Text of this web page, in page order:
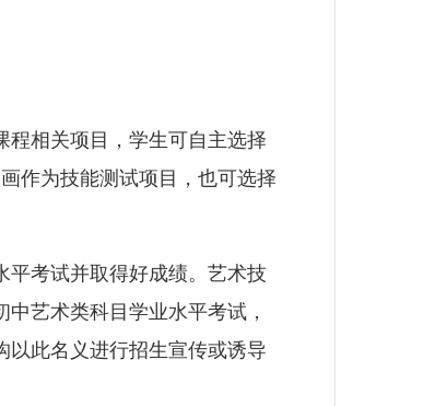
相关项目，学生可自主选择
作为技能测试项目，也可选择
考试并取得好成绩。艺术技
艺术类科目学业水平考试，
以此名义进行招生宣传或诱导